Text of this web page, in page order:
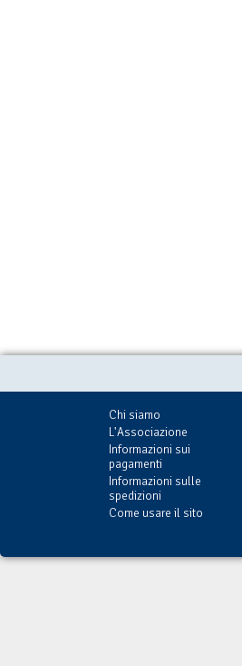
Chi siamo
L'Associazione
Informazioni sui
pagamenti
Informazioni sulle
spedizioni
Come usare il sito